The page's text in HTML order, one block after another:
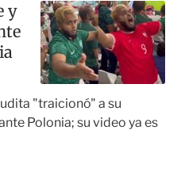
y
"traicionó" a su
Polonia; su video ya es